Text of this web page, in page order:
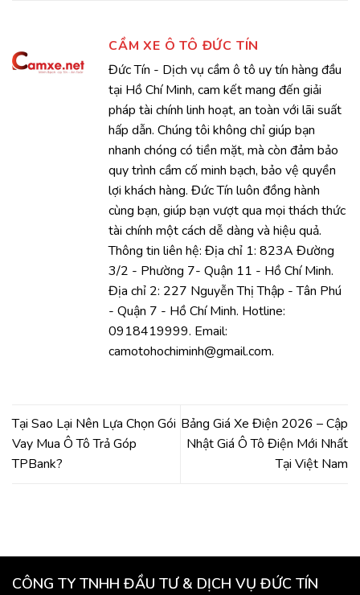
CẦM XE Ô TÔ ĐỨC TÍN
Đức Tín - Dịch vụ cầm ô tô uy tín hàng đầu
tại Hồ Chí Minh, cam kết mang đến giải
pháp tài chính linh hoạt, an toàn với lãi suất
hấp dẫn. Chúng tôi không chỉ giúp bạn
nhanh chóng có tiền mặt, mà còn đảm bảo
quy trình cầm cố minh bạch, bảo vệ quyền
lợi khách hàng. Đức Tín luôn đồng hành
cùng bạn, giúp bạn vượt qua mọi thách thức
tài chính một cách dễ dàng và hiệu quả.
Thông tin liên hệ: Địa chỉ 1: 823A Đường
3/2 - Phường 7- Quận 11 - Hồ Chí Minh.
Địa chỉ 2: 227 Nguyễn Thị Thập - Tân Phú
- Quận 7 - Hồ Chí Minh. Hotline:
0918419999. Email:
camotohochiminh@gmail.com.
Tại Sao Lại Nên Lựa Chọn Gói
Vay Mua Ô Tô Trả Góp
TPBank?
Bảng Giá Xe Điện 2026 – Cập
Nhật Giá Ô Tô Điện Mới Nhất
Tại Việt Nam
CÔNG TY TNHH ĐẦU TƯ & DỊCH VỤ ĐỨC TÍN